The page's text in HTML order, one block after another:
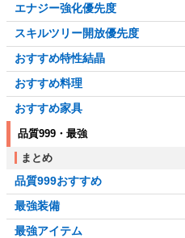
エナジー強化優先度
スキルツリー開放優先度
おすすめ特性結晶
おすすめ料理
おすすめ家具
品質999・最強
まとめ
品質999おすすめ
最強装備
最強アイテム